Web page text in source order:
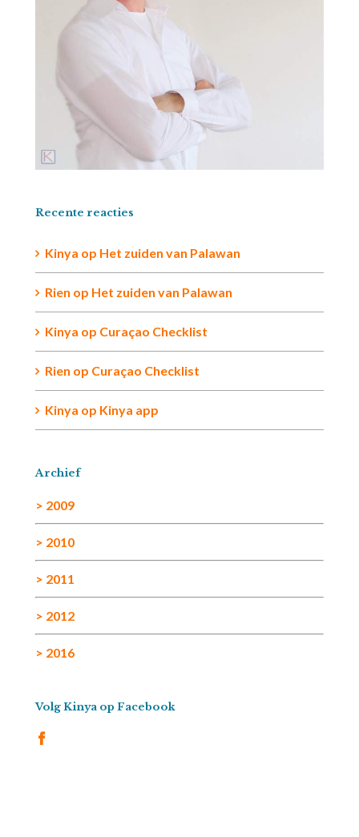
Recente reacties
Kinya op Het zuiden van Palawan
Rien op Het zuiden van Palawan
Kinya op Curaçao Checklist
Rien op Curaçao Checklist
Kinya op Kinya app
Archief
> 2009
> 2010
> 2011
> 2012
> 2016
Volg Kinya op Facebook